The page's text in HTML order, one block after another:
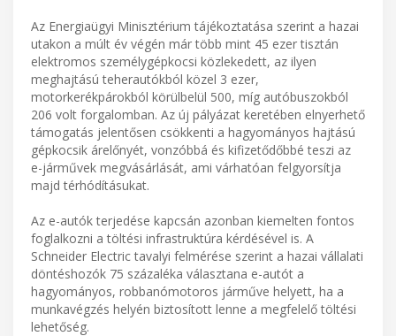
Az Energiaügyi Minisztérium tájékoztatása szerint a hazai
utakon a múlt év végén már több mint 45 ezer tisztán
elektromos személygépkocsi közlekedett, az ilyen
meghajtású teherautókból közel 3 ezer,
motorkerékpárokból körülbelül 500, míg autóbuszokból
206 volt forgalomban. Az új pályázat keretében elnyerhető
támogatás jelentősen csökkenti a hagyományos hajtású
gépkocsik árelőnyét, vonzóbbá és kifizetődőbbé teszi az
e-járművek megvásárlását, ami várhatóan felgyorsítja
majd térhódításukat.
Az e-autók terjedése kapcsán azonban kiemelten fontos
foglalkozni a töltési infrastruktúra kérdésével is. A
Schneider Electric tavalyi felmérése szerint a hazai vállalati
döntéshozók 75 százaléka választana e-autót a
hagyományos, robbanómotoros járműve helyett, ha a
munkavégzés helyén biztosított lenne a megfelelő töltési
lehetőség.